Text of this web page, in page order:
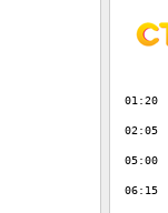
01:20
02:05
05:00
06:15